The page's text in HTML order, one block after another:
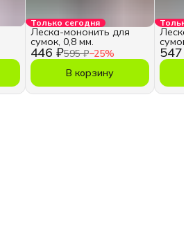
Только сегодня
446 ₽595 ₽−25%
Леска-мононить для
сумок, 0,8 мм.
В корзину
Только
547 ₽
Леска-
сумок,